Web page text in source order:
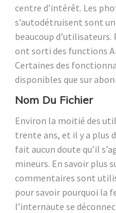
centre d’intérêt. Les
s’autodétruisent sont
beaucoup
ont sorti des functions
Certaines des
disponibles que sur
Nom Du Fichier
Environ la moitié des
trente ans, et il y a plus
fait aucun doute qu’il
mineurs. En savoir plus
commentaires sont
pour savoir pourquoi la
l’internaute se